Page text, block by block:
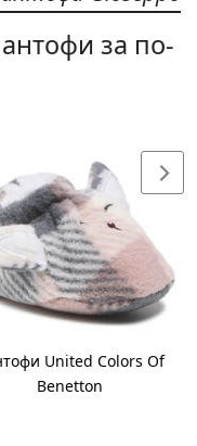
за по-
United Colors Of
Benetton